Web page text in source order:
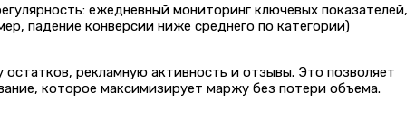
ежедневный мониторинг ключевых показателей,
падение конверсии ниже среднего по категории)
рекламную активность и отзывы. Это позволяет
которое максимизирует маржу без потери объема.